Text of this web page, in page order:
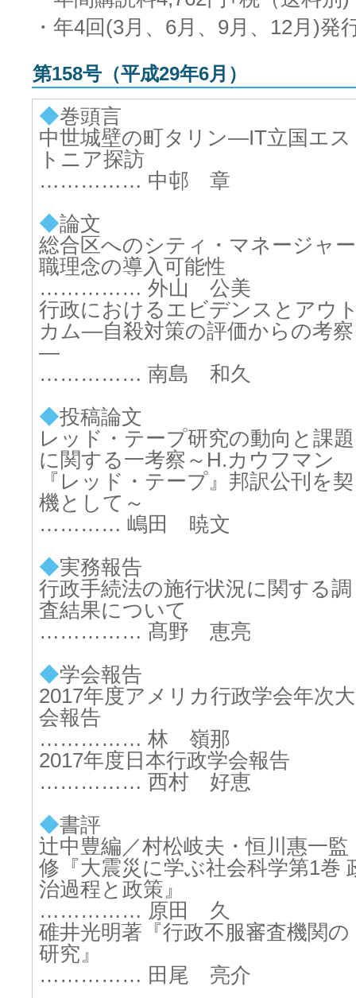
・年4回(3月、6月、9月、12月)発
第158号（平成29年6月）
◆巻頭言
中世城壁の町タリン―IT立国エス
トニア探訪
…………… 中邨 章
◆論文
総合区へのシティ・マネージャー
職理念の導入可能性
…………… 外山 公美
行政におけるエビデンスとアウ
カム―自殺対策の評価からの考察
―
…………… 南島 和久
◆投稿論文
レッド・テープ研究の動向と課題
に関する一考察～H.カウフマン
『レッド・テープ』邦訳公刊を契
機として～
………… 嶋田 暁文
◆実務報告
行政手続法の施行状況に関する調
査結果について
…………… 髙野 恵亮
◆学会報告
2017年度アメリカ行政学会年次大
会報告
…………… 林 嶺那
2017年度日本行政学会報告
…………… 西村 好恵
◆書評
辻中豊編／村松岐夫・恒川惠一監
修『大震災に学ぶ社会科学第1巻
治過程と政策』
…………… 原田 久
碓井光明著『行政不服審査機関の
研究』
…………… 田尾 亮介